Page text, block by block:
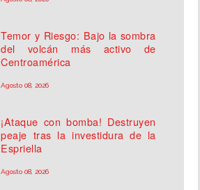
Temor y Riesgo: Bajo la sombra
del volcán más activo de
Centroamérica
Agosto 08, 2026
¡Ataque con bomba! Destruyen
peaje tras la investidura de la
Espriella
Agosto 08, 2026